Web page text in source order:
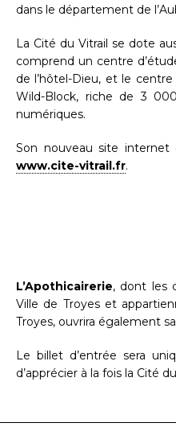
dans le département de
La Cité du Vitrail se dote
comprend un centre
de l’hôtel-Dieu, et le
Wild-Block, riche de 3
numériques.
Son nouveau site
www.cite-vitrail.fr.
L’Apothicairerie, dont les
Ville de Troyes et
Troyes, ouvrira également
Le billet d’entrée sera
d’apprécier à la fois la Cité